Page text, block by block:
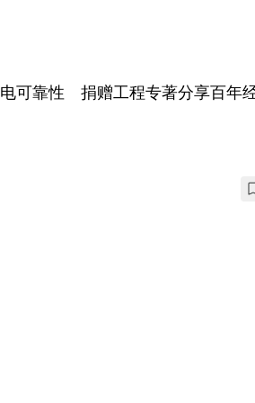
可靠性 捐赠工程专著分享百年